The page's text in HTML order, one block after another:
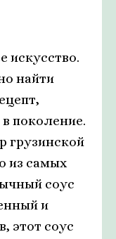
искусство.
найти
поколение.
грузинской
из самых
соус
и
этот соус